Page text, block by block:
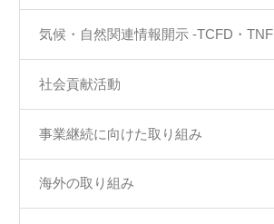
気候・自然関連情報開示 -TCFD・
社会貢献活動
事業継続に向けた取り組み
海外の取り組み